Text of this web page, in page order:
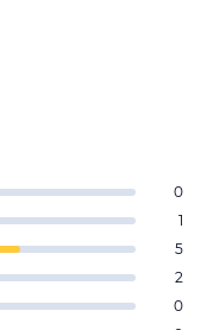
0
1
5
2
0